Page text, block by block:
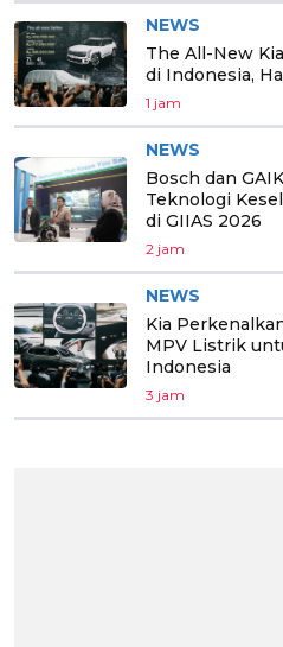
NEWS
The All-New
di Indonesia,
1 jam
NEWS
Bosch dan
Teknologi
di GIIAS 2026
2 jam
NEWS
Kia
MPV Listrik
Indonesia
3 jam